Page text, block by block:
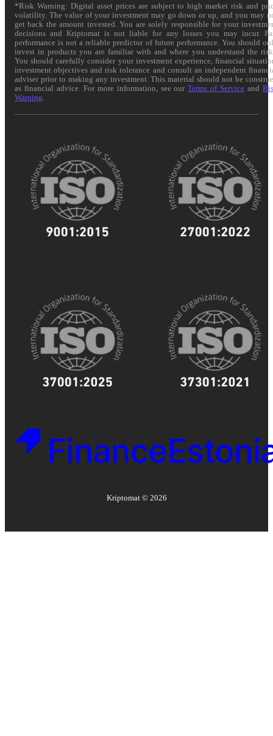
*Risk Warning: Digital asset prices are subject to high market risk and
volatility. The value of your investment may go down or up, and you may
get back the amount invested. You are solely responsible for your
decisions and Kriptomat is not liable for any losses you may incur.
performance is not a reliable predictor of future performance. You should
invest in products you are familiar with and where you understand the
You should carefully consider your investment experience, financial
investment objectives and risk tolerance and consult an independent
adviser prior to making any investment. This material should not be
as financial advice. For more information, see ourTerms of Service and
Warning
Kriptomat © 2026